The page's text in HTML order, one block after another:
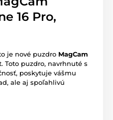
16 Pro,
je nové puzdro MagCam
Toto puzdro, navrhnuté s
poskytuje vášmu
ale aj spoľahlivú